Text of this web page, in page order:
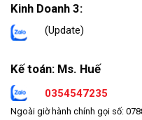
Kinh Doanh 3:
(Update)
Kế toán: Ms. Huế
0354547235
Ngoài giờ hành chính gọi số: